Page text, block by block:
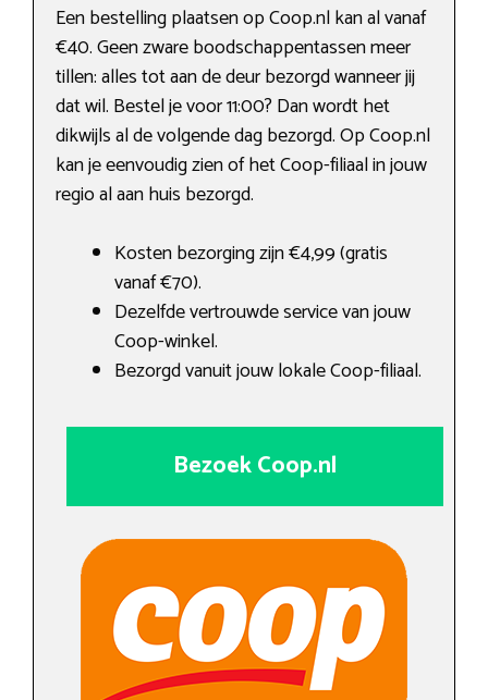
Een bestelling plaatsen op Coop.nl kan al vanaf
€40. Geen zware boodschappentassen meer
tillen: alles tot aan de deur bezorgd wanneer jij
dat wil. Bestel je voor 11:00? Dan wordt het
dikwijls al de volgende dag bezorgd. Op Coop.nl
kan je eenvoudig zien of het Coop-filiaal in jouw
regio al aan huis bezorgd.
Kosten bezorging zijn €4,99 (gratis
vanaf €70).
Dezelfde vertrouwde service van jouw
Coop-winkel.
Bezorgd vanuit jouw lokale Coop-filiaal.
Bezoek Coop.nl